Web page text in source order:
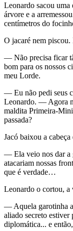
Leonardo sacou uma
árvore e a
centímetros do
O jacaré nem
— Não precisa ficar
bom para os nossos
meu Lorde.
— Eu não pedi seus
Leonardo. — Agora
maldita Primeira-
passada?
Jacó baixou a
— Ela veio nos dar a
atacariam nossas
que é verdade…
Leonardo o cortou, a
— Aquela garotinha
aliado secreto estiver
diplomática... e